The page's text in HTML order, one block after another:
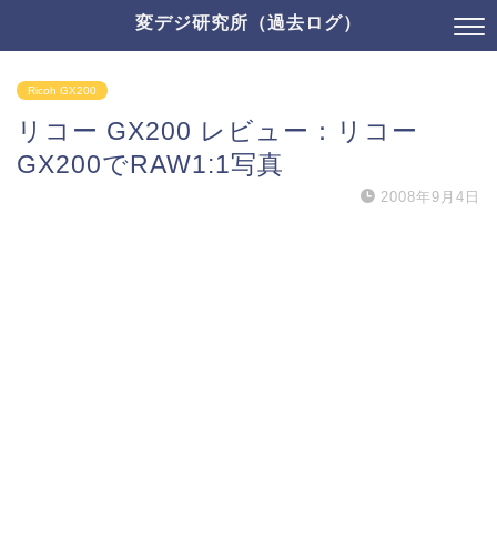
変デジ研究所（過去ログ）
Ricoh GX200
リコー GX200 レビュー：リコー
GX200でRAW1:1写真
2008年9月4日